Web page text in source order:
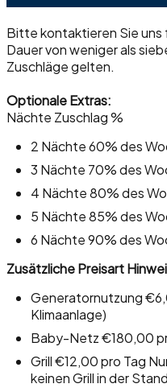
Bitte kontaktieren Sie
Dauer von weniger als
Zuschläge gelten.
Optionale Extras:
Nächte Zuschlag %
2 Nächte 60% des
3 Nächte 70% des
4 Nächte 80% des
5 Nächte 85% des
6 Nächte 90% des
Zusätzliche Preisart
Generatornutzung
Klimaanlage)
Baby-Netz €180,00
Grill €12,00 pro Tag
keinen Grill in der